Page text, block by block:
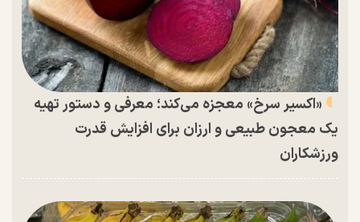
«اکسیر سرخ» معجزه می‌کند؛ معرفی و دستور تهیه
یک معجون طبیعی و ارزان برای افزایش قدرت
ورزشکاران